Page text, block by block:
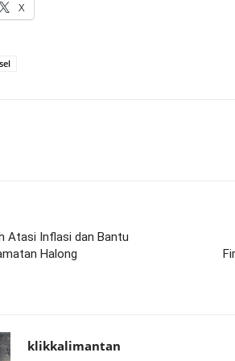
X
Atasi Inflasi dan Bantu
Halong
klikkalimantan